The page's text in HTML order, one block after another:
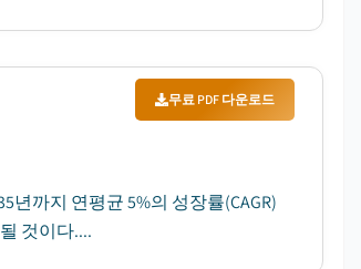
무료 PDF 다운로드
년까지 연평균 5%의 성장률(CAGR)
것이다....